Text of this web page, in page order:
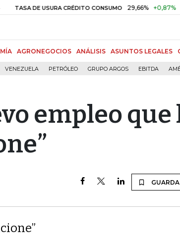
USURA CRÉDITO CONSUMO 29,66% +0,87% +3,02%
AGRONEGOCIOS ANÁLISIS ASUNTOS LEGALES
VENEZUELA PETRÓLEO GRUPO ARGOS EBITDA
empleo que